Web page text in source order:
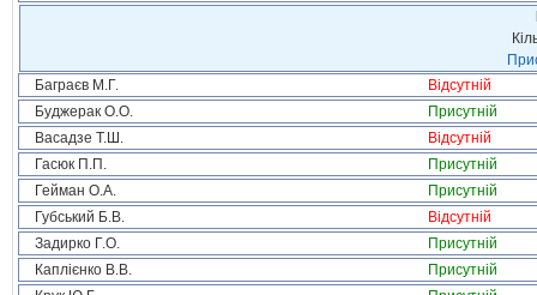
Баграєв М.Г.
Відсутній
Буджерак О.О.
Присутній
Васадзе Т.Ш.
Відсутній
Гасюк П.П.
Присутній
Гейман О.А.
Присутній
Губський Б.В.
Відсутній
Задирко Г.О.
Присутній
Каплієнко В.В.
Присутній